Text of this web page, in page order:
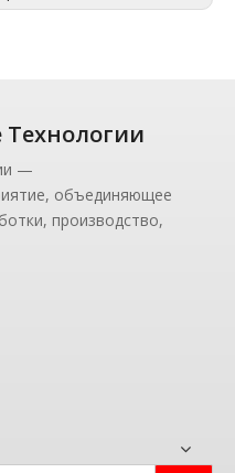
—
объединяющее
производство,